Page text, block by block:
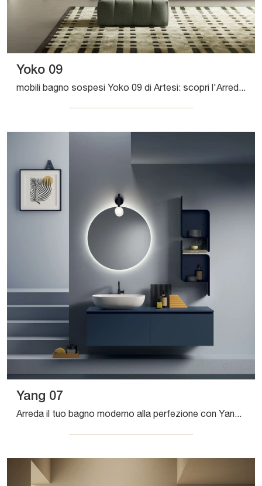
Yoko 09
mobili bagno sospesi Yoko 09 di Artesi: scopri l'Arredo Bagno in laccato opaco moderno e arreda il tuo bagno.
Yang 07
Arreda il tuo bagno moderno alla perfezione con Yang 07, mobili bagno sospesi e complementi in laccato opaco di Artesi.